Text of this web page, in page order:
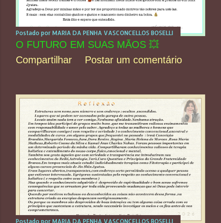
Postado por MARIA DA PENHA VASCONCELLOS BOSELLI
O FUTURO EM SUAS MÃOS 💥
Compartilhar
Postar um comentário
Postado por MARIA DA PENHA VASCONCELLOS BOSELLI